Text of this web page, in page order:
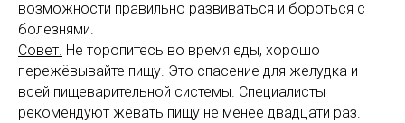
возможности правильно развиваться и бороться с
болезнями.
Совет. Не торопитесь во время еды, хорошо
пережёвывайте пищу. Это спасение для желудка и
всей пищеварительной системы. Специалисты
рекомендуют жевать пищу не менее двадцати раз.